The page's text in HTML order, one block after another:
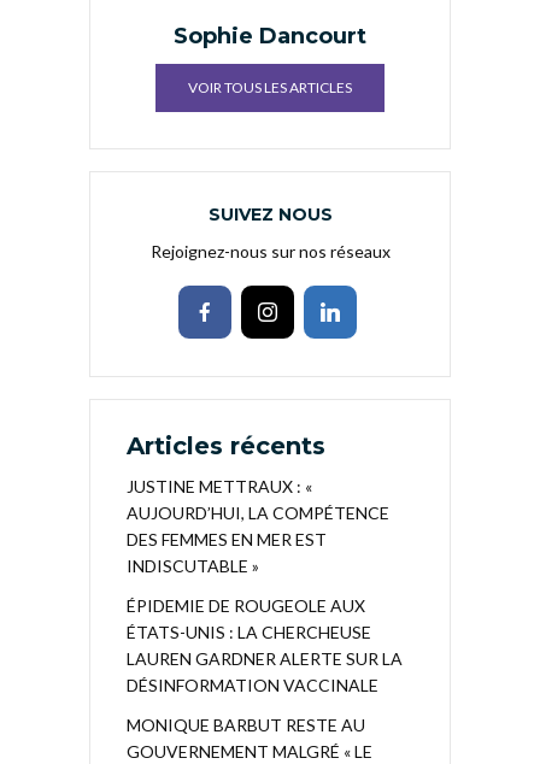
Sophie Dancourt
VOIR TOUS LES ARTICLES
SUIVEZ NOUS
Rejoignez-nous sur nos réseaux
Articles récents
JUSTINE METTRAUX : «
AUJOURD’HUI, LA COMPÉTENCE
DES FEMMES EN MER EST
INDISCUTABLE »
ÉPIDEMIE DE ROUGEOLE AUX
ÉTATS-UNIS : LA CHERCHEUSE
LAUREN GARDNER ALERTE SUR LA
DÉSINFORMATION VACCINALE
MONIQUE BARBUT RESTE AU
GOUVERNEMENT MALGRÉ « LE